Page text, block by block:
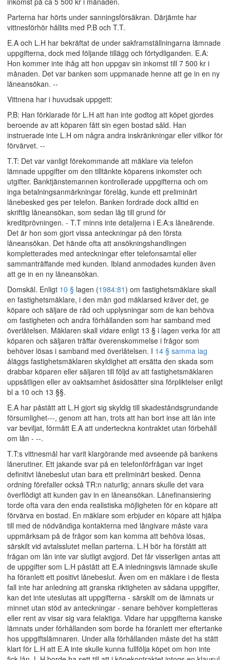
Parterna har hörts under sanningsförsäkran. Därjämte har
vittnesförhör hållits med P.B och T.T.
E.A och L.H har bekräftat de under sakframställningarna lämnade
uppgifterna, dock med följande tillägg och förtydliganden. E.A:
Hon kommer inte ihåg att hon uppgav sin inkomst till 7 500 kr i
månaden. Det var banken som uppmanade henne att ge in en ny
låneansökan. --
Vittnena har i huvudsak uppgett:
P.B: Han förklarade för L.H att han inte godtog att köpet gjordes
beroende av att köparen fått sin egen bostad såld. Han
instruerade inte L.H om några andra inskränkningar eller villkor för
förvärvet. --
T.T: Det var vanligt förekommande att mäklare via telefon
lämnade uppgifter om den tilltänkte köparens inkomster och
utgifter. Banktjänstemannen kontrollerade uppgifterna och om
inga betalningsanmärkningar förelåg, kunde ett preliminärt
lånebesked ges per telefon. Banken fordrade dock alltid en
skriftlig låneansökan, som sedan låg till grund för
kreditprövningen. - T.T minns inte detaljerna i E.A:s låneärende.
Det är hon som gjort vissa anteckningar på den första
låneansökan. Det hände ofta att ansökningshandlingen
kompletterades med anteckningar efter telefonsamtal eller
sammanträffande med kunden. Ibland anmodades kunden även
att ge in en ny låneansökan.
Domskäl. Enligt 10 § lagen (1984:81) om fastighetsmäklare skall
en fastighetsmäklare, i den mån god mäklarsed kräver det, ge
köpare och säljare de råd och upplysningar som de kan behöva
om fastigheten och andra förhållanden som har samband med
överlåtelsen. Mäklaren skall vidare enligt 13 § i lagen verka för att
köparen och säljaren träffar överenskommelse i frågor som
behöver lösas i samband med överlåtelsen. I 14 § samma lag
åläggs fastighetsmäklaren skyldighet att ersätta den skada som
drabbar köparen eller säljaren till följd av att fastighetsmäklaren
uppsåtligen eller av oaktsamhet åsidosätter sina förpliktelser enligt
bl a 10 och 13 §§.
E.A har påstått att L.H gjort sig skyldig till skadeståndsgrundande
försumlighet---, genom att han, trots att han bort inse att lån inte
var beviljat, förmått E.A att underteckna kontraktet utan förbehåll
om lån - --.
T.T:s vittnesmål har varit klargörande med avseende på bankens
lånerutiner. Ett jakande svar på en telefonförfrågan var inget
definitivt lånebeslut utan bara ett preliminärt besked. Denna
ordning förefaller också TR:n naturlig; annars skulle det vara
överflödigt att kunden gav in en låneansökan. Lånefinansiering
torde ofta vara den enda realistiska möjligheten för en köpare att
förvärva en bostad. En mäklare som erbjuder en köpare att hjälpa
till med de nödvändiga kontakterna med långivare måste vara
uppmärksam på de frågor som kan komma att behöva lösas,
särskilt vid avtalsslutet mellan parterna. L.H bör ha förstått att
frågan om lån inte var slutligt avgjord. Det får visserligen antas att
de uppgifter som L.H påstått att E.A inledningsvis lämnade skulle
ha föranlett ett positivt lånebeslut. Även om en mäklare i de flesta
fall inte har anledning att granska riktigheten av sådana uppgifter,
kan det inte uteslutas att uppgifterna - särskilt om de lämnats ur
minnet utan stöd av anteckningar - senare behöver kompletteras
eller rent av visar sig vara felaktiga. Vidare har uppgifterna kanske
lämnats under förhållanden som borde ha föranlett mer eftertanke
hos uppgiftslämnaren. Under alla förhållanden måste det ha stått
klart för L.H att E.A inte skulle kunna fullfölja köpet om hon inte